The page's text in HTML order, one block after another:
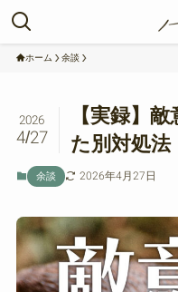
ホーム 余談
【実録】
た別対処法
2026
4/27
余談 2026年4月27日